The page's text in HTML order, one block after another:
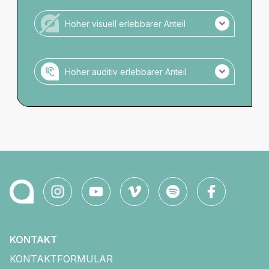
Zugelassene Räume: Cafébereich oder Büro
Hoher visuell erlebbarer Anteil
Hoher auditiv erlebbarer Anteil
KONTAKT
KONTAKTFORMULAR